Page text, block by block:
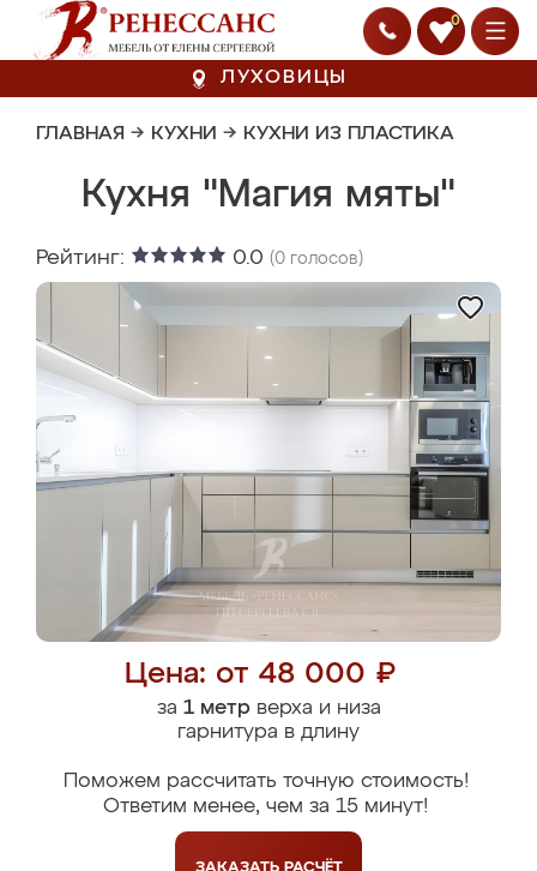
0
ЛУХОВИЦЫ
ГЛАВНАЯ → КУХНИ → КУХНИ ИЗ ПЛАСТИКА
Кухня "Магия мяты"
Рейтинг: 0.0 (0 голосов)
Цена: от 48 000 ₽
за 1 метрверха и низа
гарнитура в длину
Поможем рассчитать точную стоимость!
Ответим менее, чем за 15 минут!
ЗАКАЗАТЬ РАСЧЁТ